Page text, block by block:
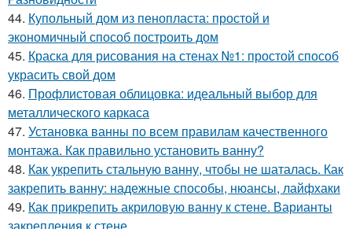
44. Купольный дом из пенопласта: простой и
экономичный способ построить дом
45. Краска для рисования на стенах №1: простой способ
украсить свой дом
46. Профлистовая облицовка: идеальный выбор для
металлического каркаса
47. Установка ванны по всем правилам качественного
монтажа. Как правильно установить ванну?
48. Как укрепить стальную ванну, чтобы не шаталась. Как
закрепить ванну: надежные способы, нюансы, лайфхаки
49. Как прикрепить акриловую ванну к стене. Варианты